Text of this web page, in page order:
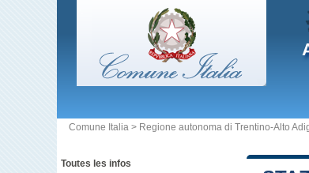
Comune Italia > Regione autonoma di Trentino-Alto
Toutes les infos